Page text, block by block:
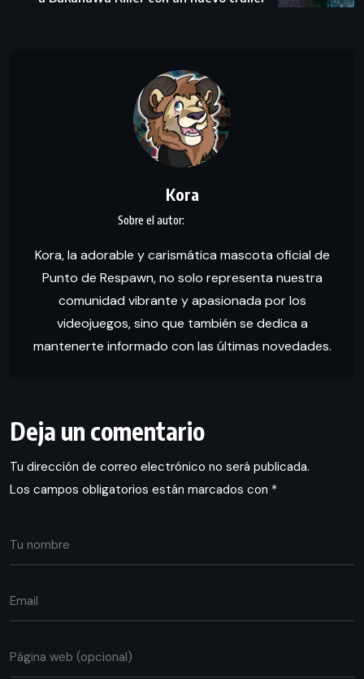
Kora
Kora, la adorable y carismática mascota oficial de
Punto de Respawn, no solo representa nuestra
comunidad vibrante y apasionada por los
videojuegos, sino que también se dedica a
mantenerte informado con las últimas novedades.
Deja un comentario
Tu dirección de correo electrónico no será publicada.
Los campos obligatorios están marcados con *